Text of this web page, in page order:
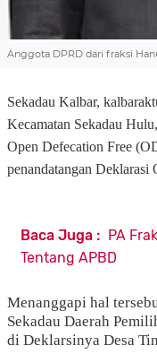
Anggota DPRD dari fraksi
Sekadau Kalbar,
Kecamatan Sekadau
Open Defecation Free
penandatangan Deklarasi
Baca Juga : PA
Tentang APBD
Menanggapi hal
Sekadau Daerah
di Deklarsinya Desa